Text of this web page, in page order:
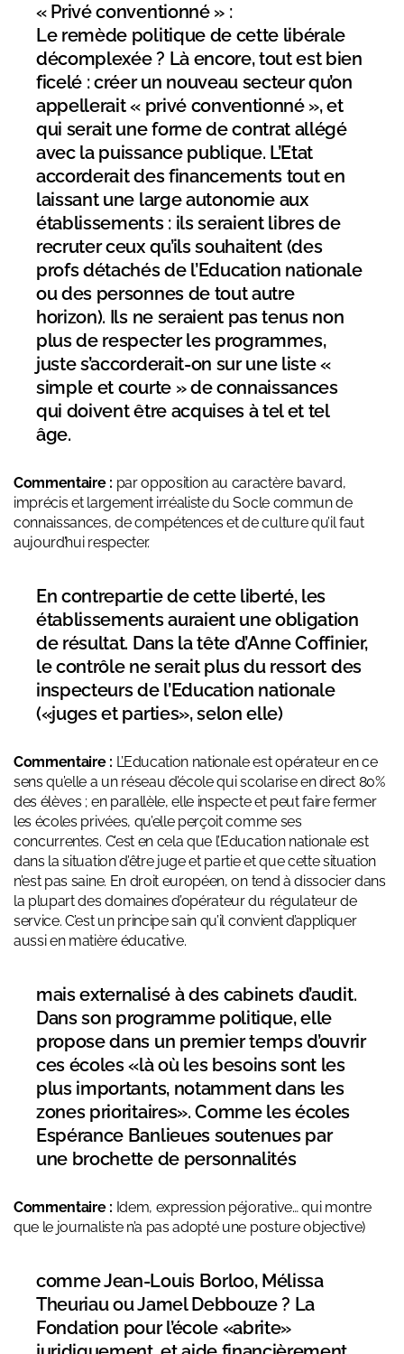
« Privé conventionné » :
Le remède politique de cette libérale
décomplexée ? Là encore, tout est bien
ficelé : créer un nouveau secteur qu’on
appellerait « privé conventionné », et
qui serait une forme de contrat allégé
avec la puissance publique. L’Etat
accorderait des financements tout en
laissant une large autonomie aux
établissements : ils seraient libres de
recruter ceux qu’ils souhaitent (des
profs détachés de l’Education nationale
ou des personnes de tout autre
horizon). Ils ne seraient pas tenus non
plus de respecter les programmes,
juste s’accorderait-on sur une liste «
simple et courte » de connaissances
qui doivent être acquises à tel et tel
âge.
Commentaire : par opposition au caractère bavard,
imprécis et largement irréaliste du Socle commun de
connaissances, de compétences et de culture qu’il faut
aujourd’hui respecter.
En contrepartie de cette liberté, les
établissements auraient une obligation
de résultat. Dans la tête d’Anne Coffinier,
le contrôle ne serait plus du ressort des
inspecteurs de l’Education nationale
(«juges et parties», selon elle)
Commentaire : L’Education nationale est opérateur en ce
sens qu’elle a un réseau d’école qui scolarise en direct 80%
des élèves ; en parallèle, elle inspecte et peut faire fermer
les écoles privées, qu’elle perçoit comme ses
concurrentes. C’est en cela que l’Education nationale est
dans la situation d’être juge et partie et que cette situation
n’est pas saine. En droit européen, on tend à dissocier dans
la plupart des domaines d’opérateur du régulateur de
service. C’est un principe sain qu’il convient d’appliquer
aussi en matière éducative.
mais externalisé à des cabinets d’audit.
Dans son programme politique, elle
propose dans un premier temps d’ouvrir
ces écoles «là où les besoins sont les
plus importants, notamment dans les
zones prioritaires». Comme les écoles
Espérance Banlieues soutenues par
une brochette de personnalités
Commentaire : Idem, expression péjorative… qui montre
que le journaliste n’a pas adopté une posture objective)
comme Jean-Louis Borloo, Mélissa
Theuriau ou Jamel Debbouze ? La
Fondation pour l’école «abrite»